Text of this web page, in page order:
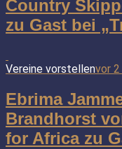
Country
zu Gast bei
Vereine vorstellenvor 2
Ebrima
Brandhorst
for Africa zu